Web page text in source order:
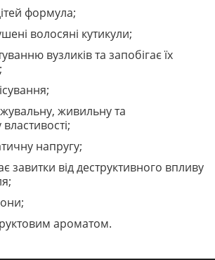
формула;
волосяні кутикули;
вузликів та запобігає їх
живильну та
напругу;
завитки від деструктивного впливу
ароматом.